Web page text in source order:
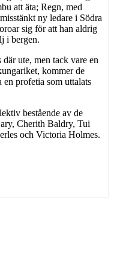
att äta; Regn, med
ny ledare i Södra
sig för att han aldrig
i bergen.
ute, men tack vare en
kommer de
profetia som uttalats
bestående av de
Cherith Baldry, Tui
och Victoria Holmes.